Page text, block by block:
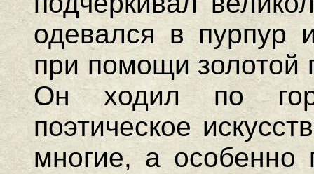
одевался в пурпур
при помощи золотой
Он ходил по
поэтическое
многие, а особенно